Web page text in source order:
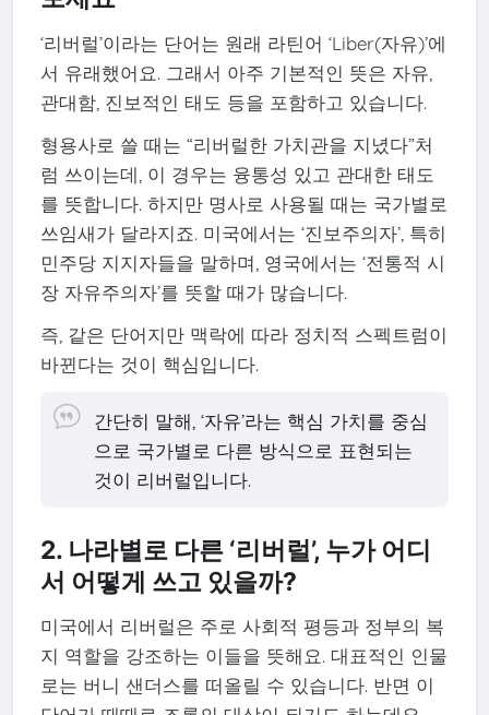
‘리버럴’이라는 단어는 원래 라틴어 ‘Liber(자유)’에
서 유래했어요. 그래서 아주 기본적인 뜻은 자유,
관대함, 진보적인 태도 등을 포함하고 있습니다.
형용사로 쓸 때는 “리버럴한 가치관을 지녔다”처
럼 쓰이는데, 이 경우는 융통성 있고 관대한 태도
를 뜻합니다. 하지만 명사로 사용될 때는 국가별로
쓰임새가 달라지죠. 미국에서는 ‘진보주의자’, 특히
민주당 지지자들을 말하며, 영국에서는 ‘전통적 시
장 자유주의자’를 뜻할 때가 많습니다.
즉, 같은 단어지만 맥락에 따라 정치적 스펙트럼이
바뀐다는 것이 핵심입니다.
간단히 말해, ‘자유’라는 핵심 가치를 중심
으로 국가별로 다른 방식으로 표현되는
것이 리버럴입니다.
2. 나라별로 다른 ‘리버럴’, 누가 어디
서 어떻게 쓰고 있을까?
미국에서 리버럴은 주로 사회적 평등과 정부의 복
지 역할을 강조하는 이들을 뜻해요. 대표적인 인물
로는 버니 샌더스를 떠올릴 수 있습니다. 반면 이